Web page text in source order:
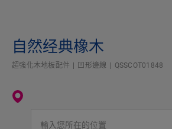
自然经典橡木
超強化木地板配件 凹形邊線 QSSCOT01848